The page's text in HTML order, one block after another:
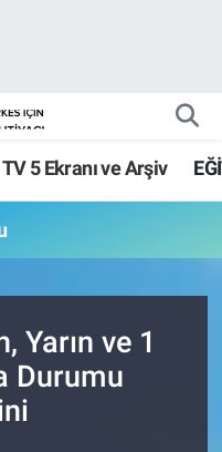
TV 5 Ekranı ve Arşiv
Yarın ve 1
Durumu